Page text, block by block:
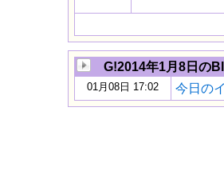
G!2014年1月8日の
01月08日 17:02 今日の